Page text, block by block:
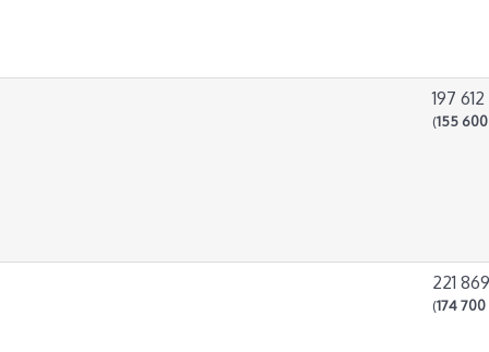
197
(155
221
(174 700